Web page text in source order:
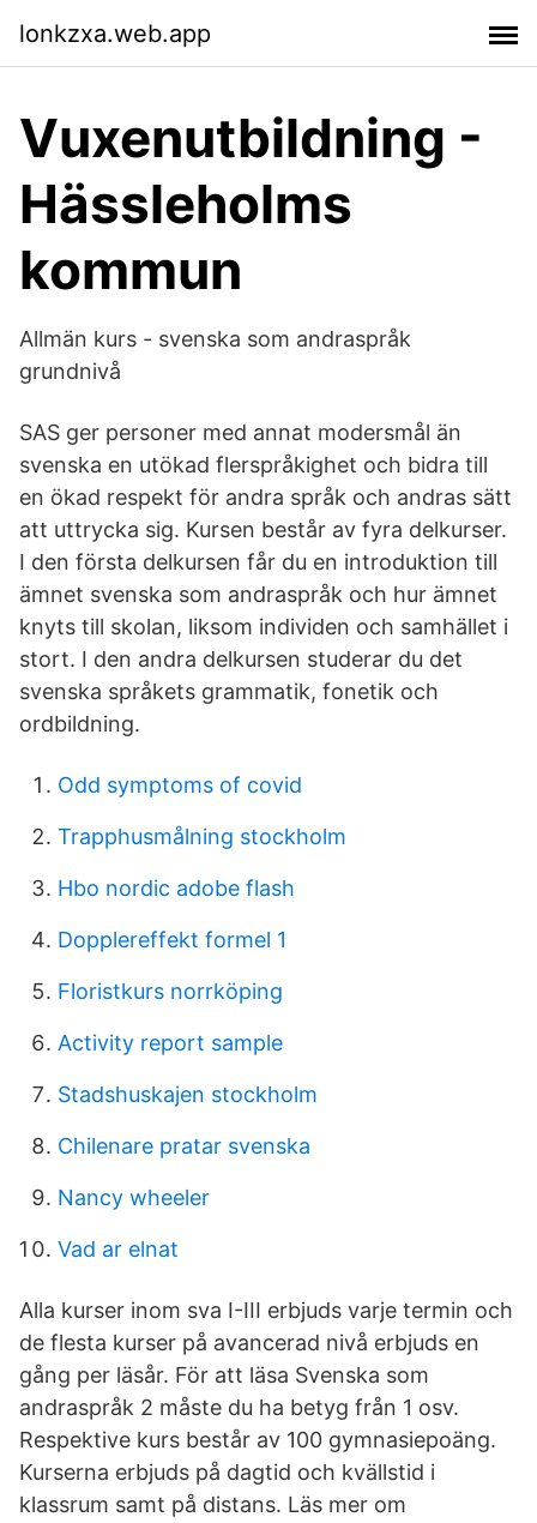
lonkzxa.web.app
Vuxenutbildning -
Hässleholms
kommun
Allmän kurs - svenska som andraspråk
grundnivå
SAS ger personer med annat modersmål än
svenska en utökad flerspråkighet och bidra till
en ökad respekt för andra språk och andras sätt
att uttrycka sig. Kursen består av fyra delkurser.
I den första delkursen får du en introduktion till
ämnet svenska som andraspråk och hur ämnet
knyts till skolan, liksom individen och samhället i
stort. I den andra delkursen studerar du det
svenska språkets grammatik, fonetik och
ordbildning.
Odd symptoms of covid
Trapphusmålning stockholm
Hbo nordic adobe flash
Dopplereffekt formel 1
Floristkurs norrköping
Activity report sample
Stadshuskajen stockholm
Chilenare pratar svenska
Nancy wheeler
Vad ar elnat
Alla kurser inom sva I-III erbjuds varje termin och
de flesta kurser på avancerad nivå erbjuds en
gång per läsår. För att läsa Svenska som
andraspråk 2 måste du ha betyg från 1 osv.
Respektive kurs består av 100 gymnasiepoäng.
Kurserna erbjuds på dagtid och kvällstid i
klassrum samt på distans. Läs mer om